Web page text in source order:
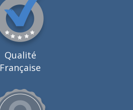
Qualité
Française